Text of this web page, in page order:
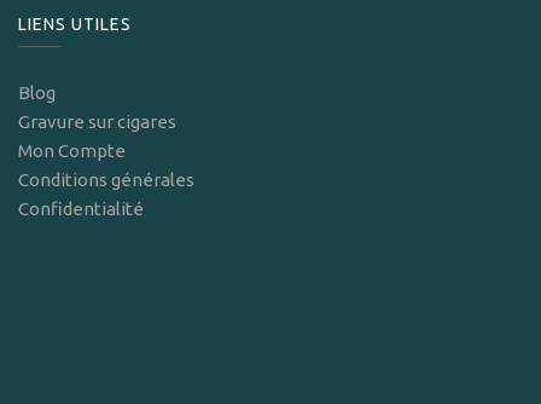
LIENS UTILES
Blog
Gravure sur cigares
Mon Compte
Conditions générales
Confidentialité